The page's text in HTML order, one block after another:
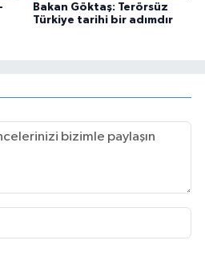
Bakan Göktaş: Terörsüz
Türkiye tarihi bir adımdır